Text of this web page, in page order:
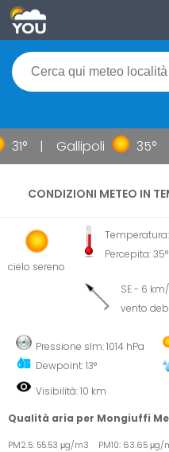
31° Gallipoli 35°
CONDIZIONI METEO IN
cielo sereno
Temperatura:
Percepita: 35°
SE - 6
vento
Pressione slm: 1014 hPa
Dewpoint: 13°
Visibilità: 10 km
Qualità aria per Mongiuffi
PM2.5: 55.53 μg/m3 PM10: 63.65